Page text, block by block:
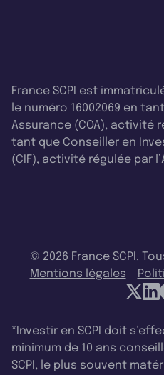
France SCPI est
le numéro 16002069 en
Assurance (COA), activité
tant que Conseiller en
(CIF), activité régulée par
© 2026 France SCPI.
Mentions légales -
*Investir en SCPI doit
minimum de 10 ans
SCPI, le plus souvent